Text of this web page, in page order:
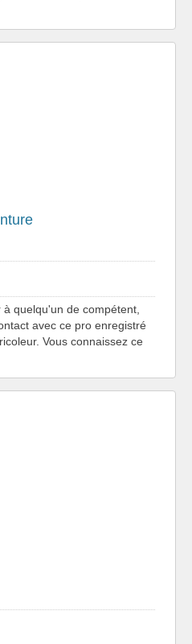
quelqu'un de compétent,
avec ce pro enregistré
Vous connaissez ce